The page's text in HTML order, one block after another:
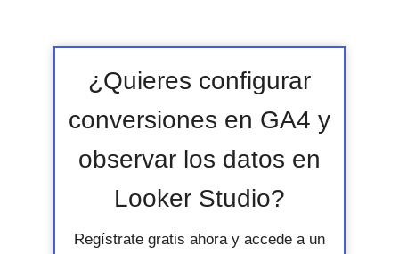
¿Quieres configurar
conversiones en GA4 y
observar los datos en
Looker Studio?
Regístrate gratis ahora y accede a un